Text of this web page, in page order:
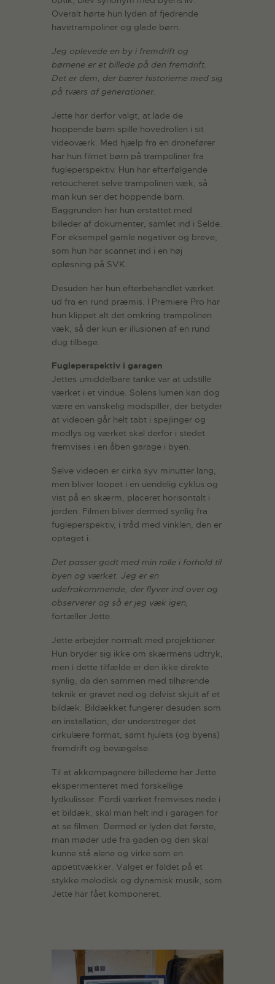
Overalt hørte hun lyden af fjedrende
havetrampoliner og glade børn:
Jeg oplevede en by i fremdrift og
børnene er et billede på den fremdrift.
Det er dem, der bærer historierne med sig
på tværs af generationer.
Jette har derfor valgt, at lade de
hoppende børn spille hovedrollen i sit
videoværk. Med hjælp fra en dronefører
har hun filmet børn på trampoliner fra
fugleperspektiv. Hun har efterfølgende
retoucheret selve trampolinen væk, så
man kun ser det hoppende barn.
Baggrunden har hun erstattet med
billeder af dokumenter, samlet ind i Selde.
For eksempel gamle negativer og breve,
som hun har scannet ind i en høj
opløsning på SVK.
Desuden har hun efterbehandlet værket
ud fra en rund præmis. I Premiere Pro har
hun klippet alt det omkring trampolinen
væk, så der kun er illusionen af en rund
dug tilbage.
Fugleperspektiv i garagen
Jettes umiddelbare tanke var at udstille
værket i et vindue. Solens lumen kan dog
være en vanskelig modspiller, der betyder
at videoen går helt tabt i spejlinger og
modlys og værket skal derfor i stedet
fremvises i en åben garage i byen.
Selve videoen er cirka syv minutter lang,
men bliver loopet i en uendelig cyklus og
vist på en skærm, placeret horisontalt i
jorden. Filmen bliver dermed synlig fra
fugleperspektiv, i tråd med vinklen, den er
optaget i.
Det passer godt med min rolle i forhold til
byen og værket. Jeg er en
udefrakommende, der flyver ind over og
observerer og så er jeg væk igen,
fortæller Jette.
Jette arbejder normalt med projektioner.
Hun bryder sig ikke om skærmens udtryk,
men i dette tilfælde er den ikke direkte
synlig, da den sammen med tilhørende
teknik er gravet ned og delvist skjult af et
bildæk. Bildækket fungerer desuden som
en installation, der understreger det
cirkulære format, samt hjulets (og byens)
fremdrift og bevægelse.
Til at akkompagnere billederne har Jette
eksperimenteret med forskellige
lydkulisser. Fordi værket fremvises nede i
et bildæk, skal man helt ind i garagen for
at se filmen. Dermed er lyden det første,
man møder ude fra gaden og den skal
kunne stå alene og virke som en
appetitvækker. Valget er faldet på et
stykke melodisk og dynamisk musik, som
Jette har fået komponeret.